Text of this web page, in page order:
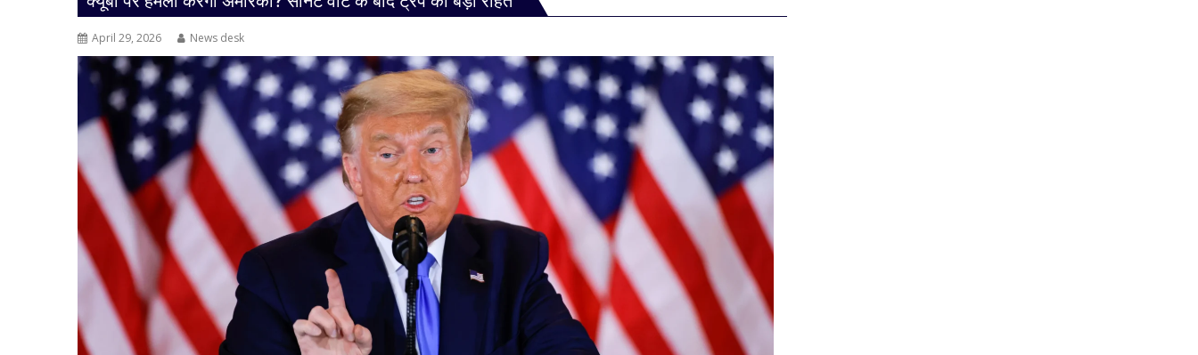
April 29, 2026 News desk